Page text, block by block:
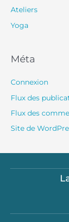
Ateliers
Yoga
Méta
Connexion
Flux des
Flux des
Site de